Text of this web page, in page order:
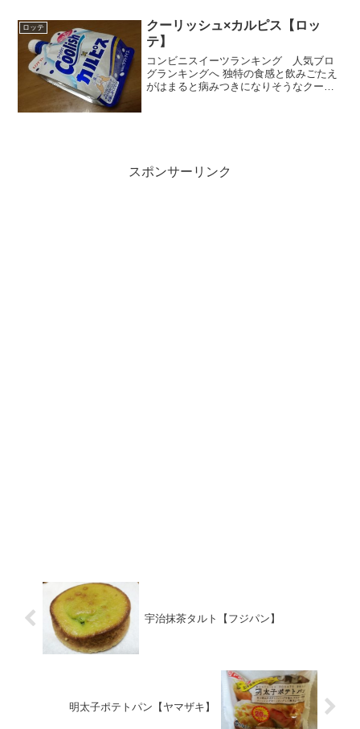
ロッテ
クーリッシュ×カルピス【ロッ
テ】
コンビニスイーツランキング 人気ブロ
グランキングへ 独特の食感と飲みごたえ
がはまると病みつきになりそうなクーリ
スポンサーリンク
宇治抹茶タルト【フジパン】
明太子ポテトパン【ヤマザキ】